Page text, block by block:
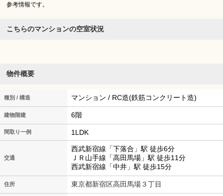
参考情報です。
こちらのマンションの空室状況
物件概要
種別 / 構造 マンション / RC造(鉄筋コンクリート造)
建物階建 6階
間取り一例 1LDK
交通
西武新宿線「下落合」駅 徒歩6分
ＪＲ山手線「高田馬場」駅 徒歩11分
西武新宿線「中井」駅 徒歩15分
住所 東京都新宿区高田馬場３丁目